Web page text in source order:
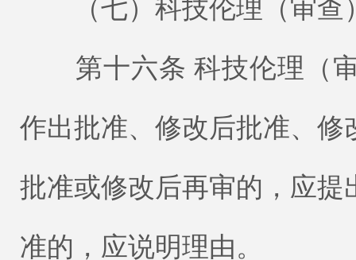
（七）科技伦理（审查
第十六条 科技伦理（审
作出批准、修改后批准、
批准或修改后再审的，应
准的，应说明理由。